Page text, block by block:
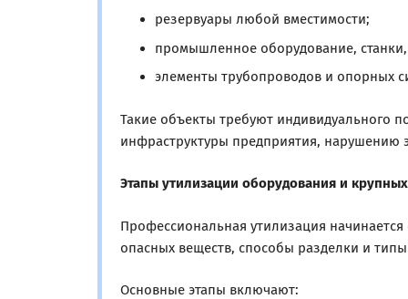
резервуары любой вместимости;
промышленное оборудование,
элементы трубопроводов и опорных
Такие объекты требуют индивидуального
инфраструктуры предприятия, нарушению
Этапы утилизации оборудования и
Профессиональная утилизация
опасных веществ, способы разделки и
Основные этапы включают: